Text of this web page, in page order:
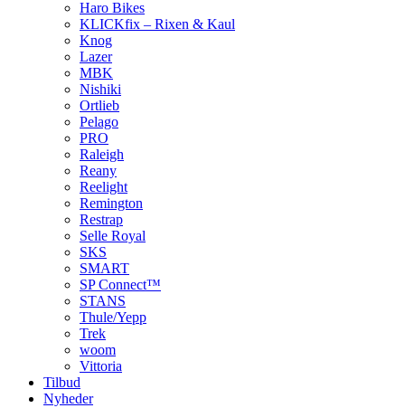
Haro Bikes
KLICKfix – Rixen & Kaul
Knog
Lazer
MBK
Nishiki
Ortlieb
Pelago
PRO
Raleigh
Reany
Reelight
Remington
Restrap
Selle Royal
SKS
SMART
SP Connect™
STANS
Thule/Yepp
Trek
woom
Vittoria
Tilbud
Nyheder